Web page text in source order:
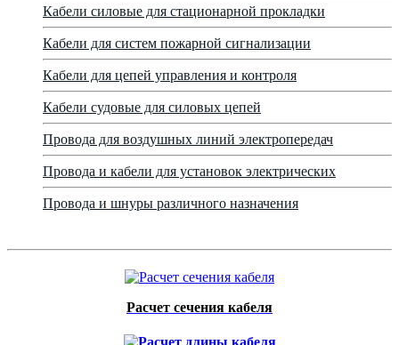
Кабели силовые для стационарной прокладки
Кабели для систем пожарной сигнализации
Кабели для цепей управления и контроля
Кабели судовые для силовых цепей
Провода для воздушных линий электропередач
Провода и кабели для установок электрических
Провода и шнуры различного назначения
Расчет сечения кабеля